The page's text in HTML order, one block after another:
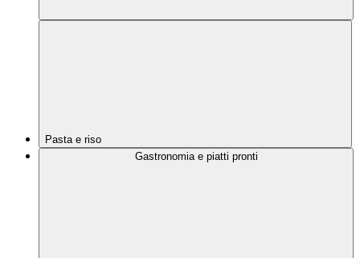
Pasta e riso
Gastronomia e piatti pronti